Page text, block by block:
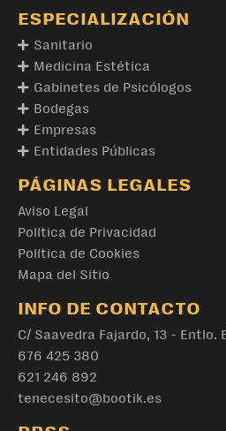
ESPECIALIZACIÓN
Sanitario
Medicina Estética
Gabinetes de Psicólogos
Bodegas
Empresas
Entidades Públicas
PÁGINAS LEGALES
Aviso Legal
Política de Privacidad
Política de Cookies
Mapa del Sitio
INFO DE CONTACTO
C/ Saavedra Fajardo, 13 - Entlo.
676 425 380
621 246 892
tenecesito@bootik.es